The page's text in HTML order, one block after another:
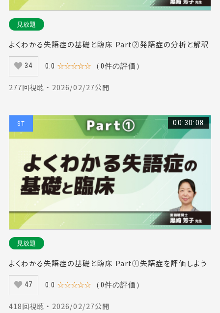
見放題
よくわかる失語症の基礎と臨床 Part②発語症の分析と解釈
34 0.0 ☆☆☆☆☆ （0件の評価）
277回視聴 ・ 2026/02/27公開
ST 00:30:08
見放題
よくわかる失語症の基礎と臨床 Part①失語症を評価しよう
47 0.0 ☆☆☆☆☆ （0件の評価）
418回視聴 ・ 2026/02/27公開